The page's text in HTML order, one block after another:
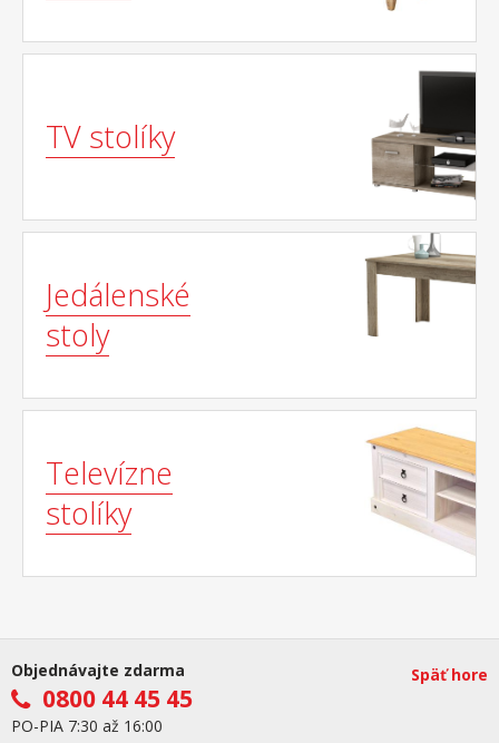
TV stolíky
Jedálenské
stoly
Televízne
stolíky
Objednávajte zdarma
0800 44 45 45
PO-PIA 7:30 až 16:00
Späť hore